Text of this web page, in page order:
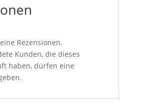
Rezensionen.
Kunden, die dieses
haben, dürfen eine